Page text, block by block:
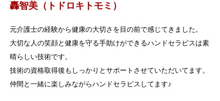
轟智美（トドロキトモミ）
元介護士の経験から健康の大切さを目の前で感じてきました。
大切な人の笑顔と健康を守る手助けができるハンドセラピスは素
晴らしい技術です。
技術の資格取得後もしっかりとサポートさせていただいてます。
仲間と一緒に楽しみながらハンドセラピスしてます♪